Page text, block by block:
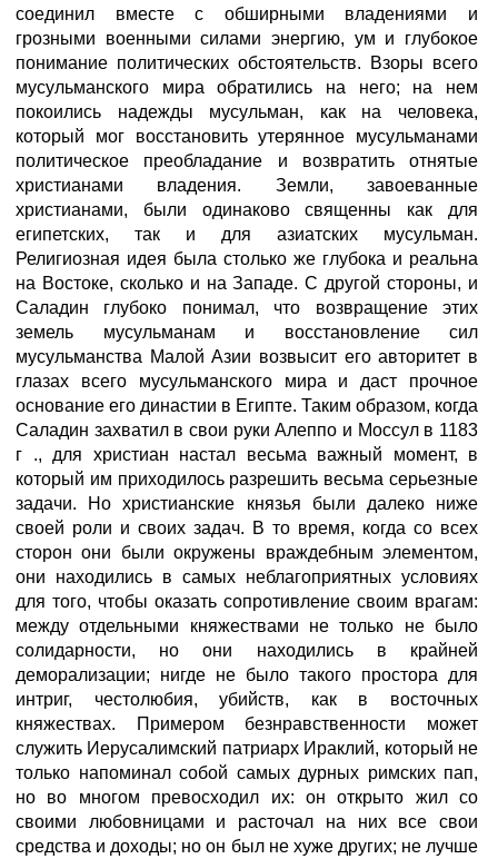
соединил вместе с обширными владениями и
грозными военными силами энергию, ум и глубокое
понимание политических обстоятельств. Взоры всего
мусульманского мира обратились на него; на нем
покоились надежды мусульман, как на человека,
который мог восстановить утерянное мусульманами
политическое преобладание и возвратить отнятые
христианами владения. Земли, завоеванные
христианами, были одинаково священны как для
египетских, так и для азиатских мусульман.
Религиозная идея была столько же глубока и реальна
на Востоке, сколько и на Западе. С другой стороны, и
Саладин глубоко понимал, что возвращение этих
земель мусульманам и восстановление сил
мусульманства Малой Азии возвысит его авторитет в
глазах всего мусульманского мира и даст прочное
основание его династии в Египте. Таким образом, когда
Саладин захватил в свои руки Алеппо и Моссул в 1183
г ., для христиан настал весьма важный момент, в
который им приходилось разрешить весьма серьезные
задачи. Но христианские князья были далеко ниже
своей роли и своих задач. В то время, когда со всех
сторон они были окружены враждебным элементом,
они находились в самых неблагоприятных условиях
для того, чтобы оказать сопротивление своим врагам:
между отдельными княжествами не только не было
солидарности, но они находились в крайней
деморализации; нигде не было такого простора для
интриг, честолюбия, убийств, как в восточных
княжествах. Примером безнравственности может
служить Иерусалимский патриарх Ираклий, который не
только напоминал собой самых дурных римских пап,
но во многом превосходил их: он открыто жил со
своими любовницами и расточал на них все свои
средства и доходы; но он был не хуже других; не лучше